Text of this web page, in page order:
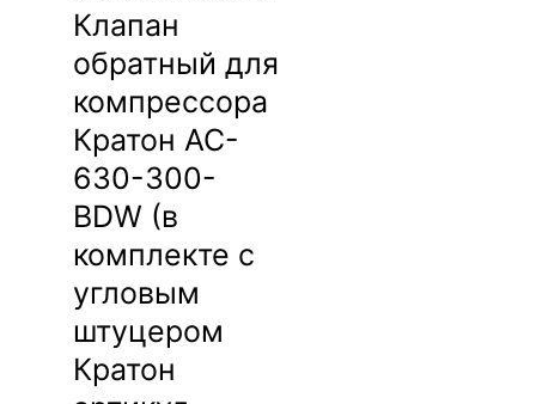
Клапан
обратный для
компрессора
Кратон AC-
630-300-
BDW (в
комплекте с
угловым
штуцером
Кратон